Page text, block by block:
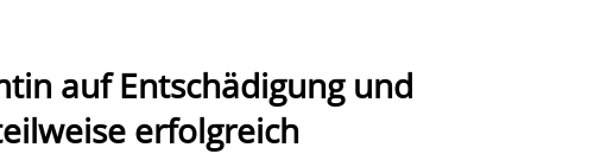
auf Entschädigung und
erfolgreich